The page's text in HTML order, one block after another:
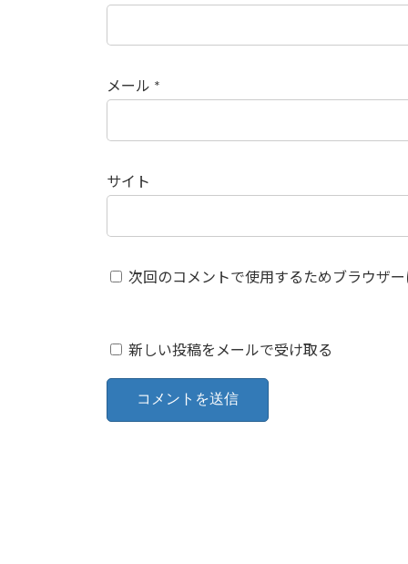
メール *
サイト
次回のコメントで使用するためブラウザ
新しい投稿をメールで受け取る